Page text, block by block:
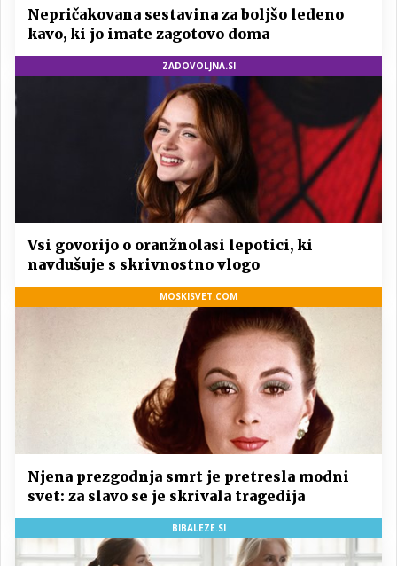
Nepričakovana sestavina za boljšo ledeno
kavo, ki jo imate zagotovo doma
ZADOVOLJNA.SI
Vsi govorijo o oranžnolasi lepotici, ki
navdušuje s skrivnostno vlogo
MOSKISVET.COM
Njena prezgodnja smrt je pretresla modni
svet: za slavo se je skrivala tragedija
BIBALEZE.SI